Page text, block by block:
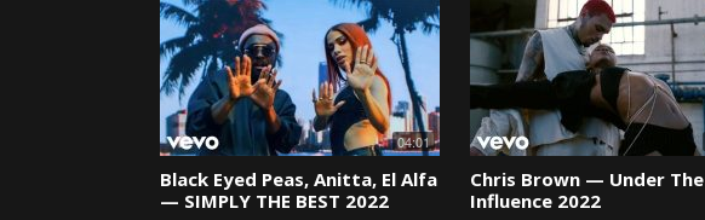
04:01
Black Eyed Peas, Anitta, El Alfa
— SIMPLY THE BEST 2022
Chris Brown — Under The
Influence 2022